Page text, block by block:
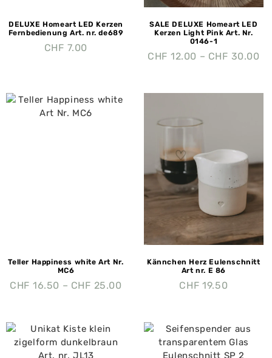
DELUXE Homeart LED Kerzen
Fernbedienung Art. nr. de689
CHF 7.00
SALE DELUXE Homeart LED
Kerzen Light Pink Art. Nr.
0146-1
CHF 12.00 – CHF 30.00
Teller Happiness white Art Nr.
MC6
CHF 16.50 – CHF 25.00
Kännchen Herz Eulenschnitt
Art nr. E 86
CHF 19.50